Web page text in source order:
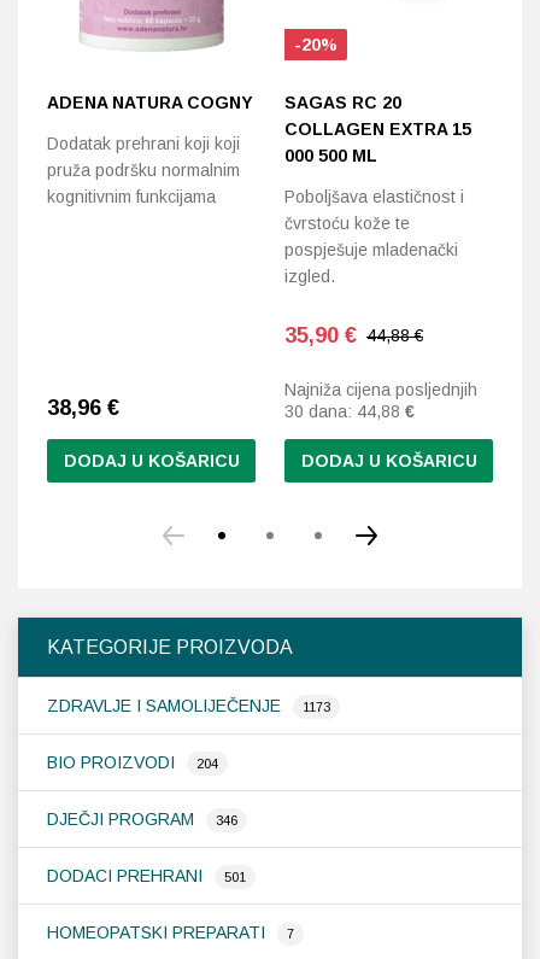
KATEGORIJE PROIZVODA
ZDRAVLJE I SAMOLIJEČENJE 1173
BIO PROIZVODI 204
DJEČJI PROGRAM 346
DODACI PREHRANI 501
HOMEOPATSKI PREPARATI 7
ADENA NATURA COGNY
Dodatak prehrani koji koji
pruža podršku normalnim
kognitivnim funkcijama
38,96 €
DODAJ U KOŠARICU
-20%
SAGAS RC 20
COLLAGEN EXTRA 15
000 500 ML
Poboljšava elastičnost i
čvrstoću kože te
pospješuje mladenački
izgled.
35,90 € 44,88 €
Najniža cijena posljednjih
30 dana: 44,88 €
DODAJ U KOŠARICU